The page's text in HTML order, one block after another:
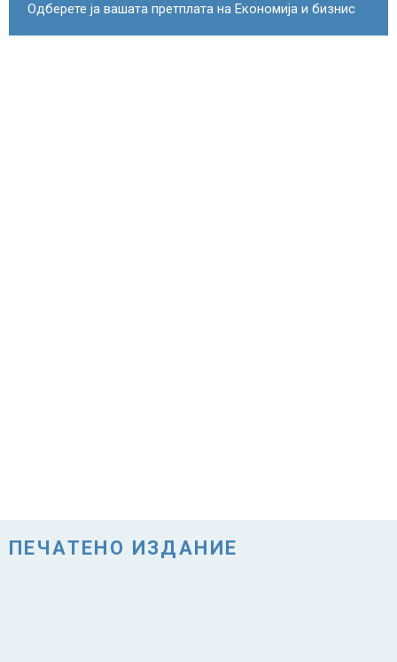
Одберете ја вашата претплата на Економија и бизнис
ПЕЧАТЕНО ИЗДАНИЕ